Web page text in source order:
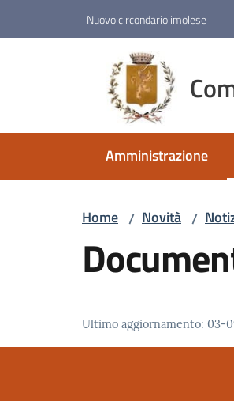
Nuovo circondario imolese
Amministrazione
Home / Novità /
Ultimo aggiornamento: 03-